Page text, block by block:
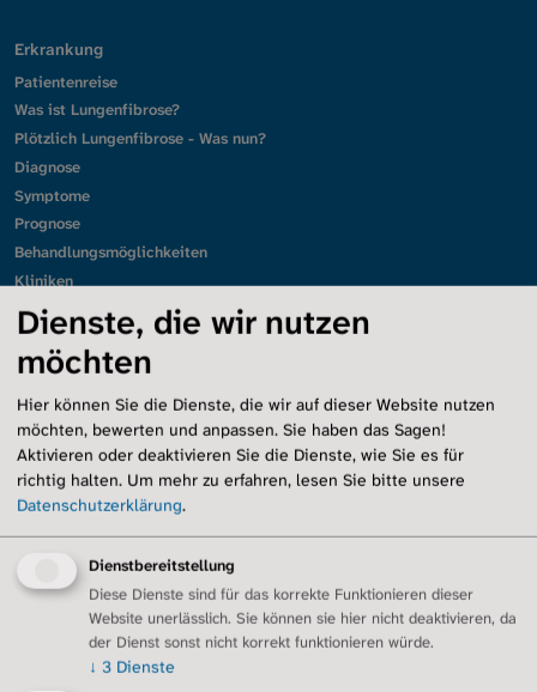
Erkrankung
Patientenreise
Was ist Lungenfibrose?
Plötzlich Lungenfibrose - Was nun?
Diagnose
Symptome
Prognose
Behandlungsmöglichkeiten
Kliniken
Rehabilitation
Prävention/Impfung
Leben mit Lungenfibrose
Übersicht
Selbstfürsorge
Sauerstoff und Technik
Inhalationen und Hilfsmittel
Arzt-Patienten-Beziehung
Angehörige
Schlafapnoen
Ernährung
Notfall und Notfalldose
Dienste, die wir nutzen
möchten
Hier können Sie die Dienste, die wir auf dieser Website nutzen
möchten, bewerten und anpassen. Sie haben das Sagen!
Aktivieren oder deaktivieren Sie die Dienste, wie Sie es für
richtig halten. Um mehr zu erfahren, lesen Sie bitte unsere
Datenschutzerklärung.
Dienstbereitstellung
Diese Dienste sind für das korrekte Funktionieren dieser
Website unerlässlich. Sie können sie hier nicht deaktivieren, da
der Dienst sonst nicht korrekt funktionieren würde.
↓ 3 Dienste